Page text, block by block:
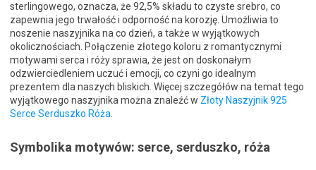
sterlingowego, oznacza, że 92,5% składu to czyste srebro, co
zapewnia jego trwałość i odporność na korozję. Umożliwia to
noszenie naszyjnika na co dzień, a także w wyjątkowych
okolicznościach. Połączenie złotego koloru z romantycznymi
motywami serca i róży sprawia, że jest on doskonałym
odzwierciedleniem uczuć i emocji, co czyni go idealnym
prezentem dla naszych bliskich. Więcej szczegółów na temat tego
wyjątkowego naszyjnika można znaleźć w Złoty Naszyjnik 925
Serce Serduszko Róża
Symbolika motywów: serce, serduszko, róża